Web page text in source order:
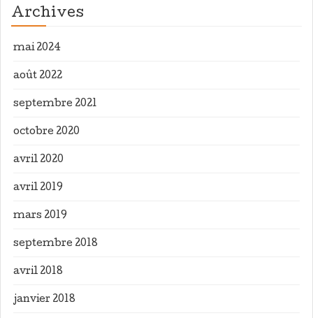
Archives
mai 2024
août 2022
septembre 2021
octobre 2020
avril 2020
avril 2019
mars 2019
septembre 2018
avril 2018
janvier 2018